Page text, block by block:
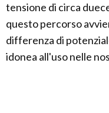
tensione di circa
questo percorso
differenza di
idonea all'uso nelle